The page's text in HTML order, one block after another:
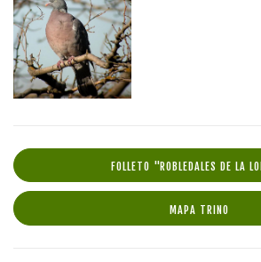
FOLLETO "ROBLEDALES DE LA
MAPA TRINO